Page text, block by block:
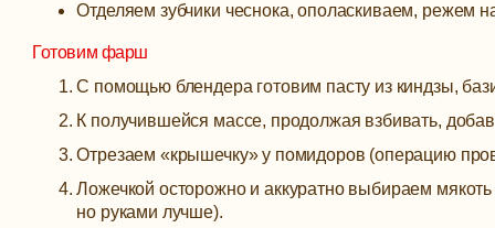
Отделяем зубчики чеснока, ополаскиваем, режем
Готовим фарш
С помощью блендера готовим пасту из киндзы,
К получившейся массе, продолжая взбивать,
Отрезаем «крышечку» у помидоров (операцию
Ложечкой осторожно и аккуратно выбираем
но руками лучше).